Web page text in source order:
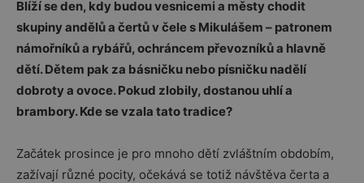
Blíží se den, kdy budou vesnicemi a městy chodit
skupiny andělů a čertů v čele s Mikulášem – patronem
námořníků a rybářů, ochráncem převozníků a hlavně
dětí. Dětem pak za básničku nebo písničku nadělí
dobroty a ovoce. Pokud zlobily, dostanou uhlí a
brambory. Kde se vzala tato tradice?
Začátek prosince je pro mnoho dětí zvláštním obdobím,
zažívají různé pocity, očekává se totiž návštěva čerta a